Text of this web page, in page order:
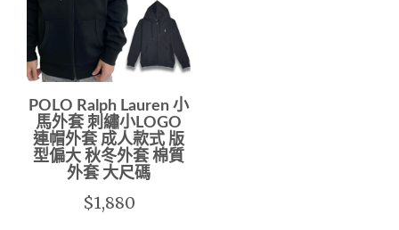
POLO Ralph Lauren 小
馬外套 刺繡小LOGO
連帽外套 成人款式 版
型偏大 秋冬外套 棉質
外套 大尺碼
$1,880